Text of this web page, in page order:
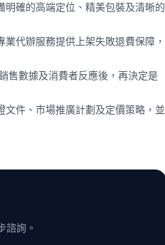
確的高端定位、精美包裝及清晰的
代辦服務提供上架失敗退費保障，
售數據及消費者反應後，再決定是
件、市場推廣計劃及定價策略，並
諮詢。